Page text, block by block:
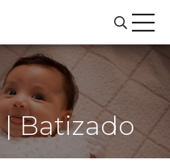
Batizado